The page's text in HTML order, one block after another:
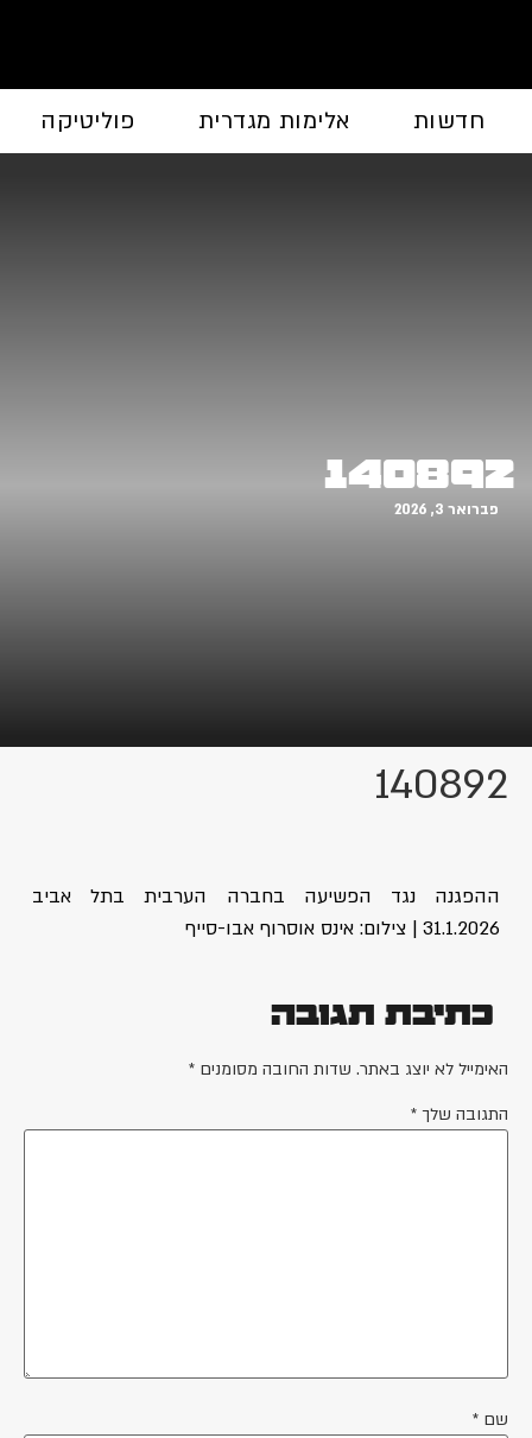
חדשות אלימות מגדרית פוליטיקה
140892
פברואר 3, 2026
140892
ההפגנה נגד הפשיעה בחברה הערבית בתל אביב
31.1.2026 | צילום: אינס אוסרוף אבו-סייף
כתיבת תגובה
האימייל לא יוצג באתר. שדות החובה מסומנים *
התגובה שלך *
שם *